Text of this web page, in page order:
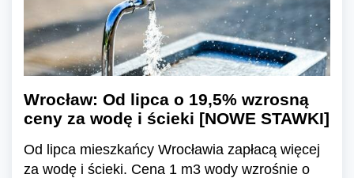
Wrocław: Od lipca o 19,5% wzrosną
ceny za wodę i ścieki [NOWE STAWKI]
Od lipca mieszkańcy Wrocławia zapłacą więcej
za wodę i ścieki. Cena 1 m3 wody wzrośnie o